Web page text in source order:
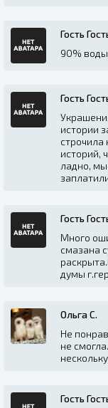
Гость
90% воды
Гость
истории
строчила
историй,
ладно,
Гость
Много
смазана
думы
Ольга С.
Не
не
Гость